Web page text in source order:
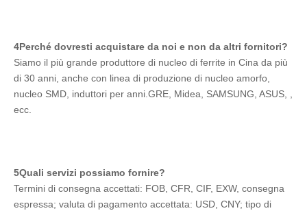
4Perché dovresti acquistare da noi e non da altri fornitori?
Siamo il più grande produttore di nucleo di ferrite in Cina da più
di 30 anni, anche con linea di produzione di nucleo amorfo,
nucleo SMD, induttori per anni.GRE, Midea, SAMSUNG, ASUS, ,
ecc.
5Quali servizi possiamo fornire?
Termini di consegna accettati: FOB, CFR, CIF, EXW, consegna
espressa; valuta di pagamento accettata: USD, CNY; tipo di